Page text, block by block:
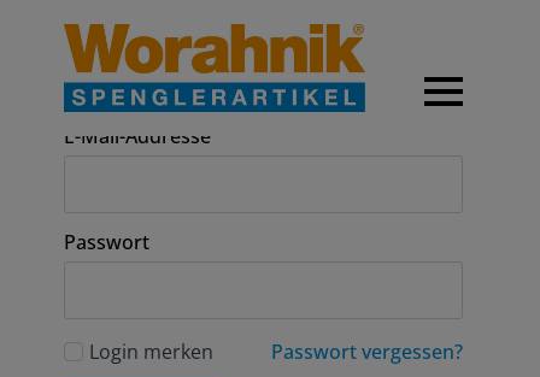
Anmeldung
E-Mail-Addresse
Passwort
Login merken Passwort vergessen?